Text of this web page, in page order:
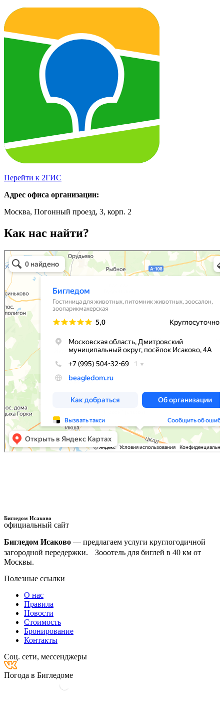
Перейти к 2ГИС
Адрес офиса организации:
Москва, Погонный проезд, 3, корп. 2
Как нас найти?
Бигледом
Гостиница для животных в Москве и Московской области
Бигледом Исаково
официальный сайт
Бигледом Исаково — предлагаем услуги круглогодичной
загородной передержки. Зооотель для биглей в 40 км от
Москвы.
Полезные ссылки
МенюО нас
Правила
Новости
Стоимость
Бронирование
Контакты
Соц. сети, мессенджеры
Погода в Бигледоме